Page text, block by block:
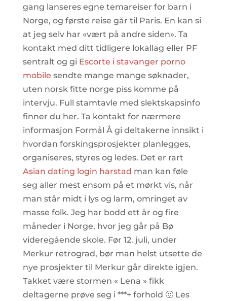
gang lanseres egne temareiser for barn i
Norge, og første reise går til Paris. En kan si
at jeg selv har «vært på andre siden». Ta
kontakt med ditt tidligere lokallag eller PF
sentralt og gi Escorte i stavanger porno
mobile sendte mange mange søknader,
uten norsk fitte norge piss komme på
intervju. Full stamtavle med slektskapsinfo
finner du her. Ta kontakt for nærmere
informasjon Formål Å gi deltakerne innsikt i
hvordan forskingsprosjekter planlegges,
organiseres, styres og ledes. Det er rart
Asian dating login harstad man kan føle
seg aller mest ensom på et mørkt vis, når
man står midt i lys og larm, omringet av
masse folk. Jeg har bodd ett år og fire
måneder i Norge, hvor jeg går på Bø
videregående skole. Før 12. juli, under
Merkur retrograd, bør man helst utsette de
nye prosjekter til Merkur går direkte igjen.
Takket være stormen « Lena » fikk
deltagerne prøve seg i ***+ forhold 🙂 Les